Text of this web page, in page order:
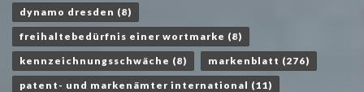
dynamo dresden (8)
freihaltebedürfnis einer wortmarke (8)
kennzeichnungsschwäche (8) markenblatt (276)
patent- und markenämter international (11)